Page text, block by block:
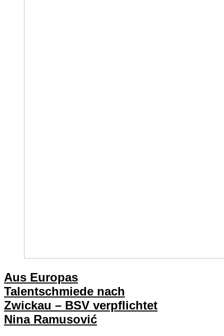
Aus Europas
Talentschmiede nach
Zwickau – BSV verpflichtet
Nina Ramusović